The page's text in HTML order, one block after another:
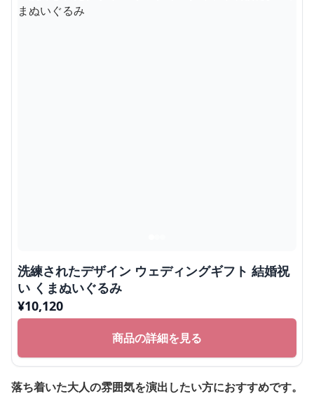
洗練されたデザイン ウェディングギフト 結婚祝
い くまぬいぐるみ
¥10,120
商品の詳細を見る
落ち着いた大人の雰囲気を演出したい方におすすめです。